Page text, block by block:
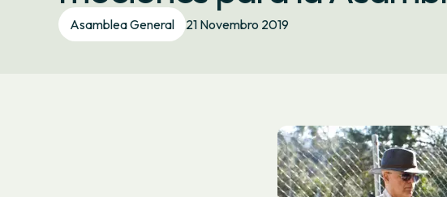
Asamblea General 21 Novembro 2019